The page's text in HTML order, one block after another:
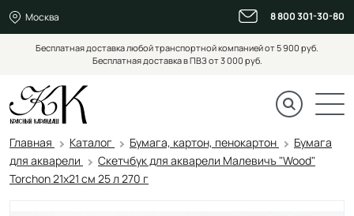
Москва 8 800 301-30-80
Бесплатная доставка любой транспортной компанией от 5 900 руб.
Бесплатная доставка в ПВЗ от 3 000 руб.
Главная Каталог Бумага, картон, пенокартон
Бумага
для акварели
Скетчбук для акварели Малевичъ "Wood"
Torchon 21х21 см 25 л 270 г